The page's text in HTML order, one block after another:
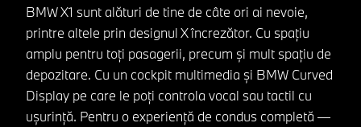
BMW X1 sunt alături de tine de câte ori ai nevoie,
printre altele prin designul X încrezător. Cu spațiu
amplu pentru toți pasagerii, precum și mult spațiu de
depozitare. Cu un cockpit multimedia și BMW Curved
Display pe care le poți controla vocal sau tactil cu
ușurință. Pentru o experiență de condus completă —